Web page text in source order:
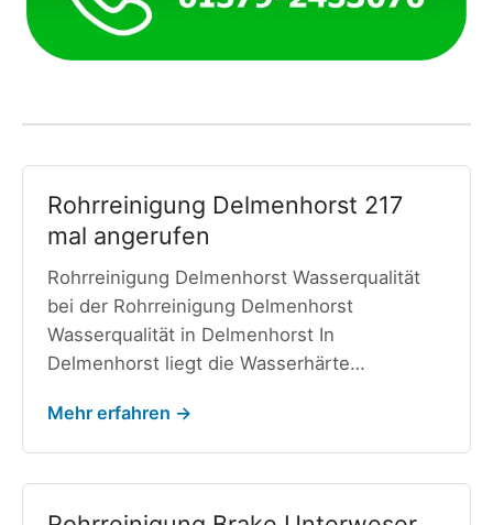
Rohrreinigung Delmenhorst 217
mal angerufen
Rohrreinigung Delmenhorst Wasserqualität
bei der Rohrreinigung Delmenhorst
Wasserqualität in Delmenhorst In
Delmenhorst liegt die Wasserhärte…
Mehr erfahren →